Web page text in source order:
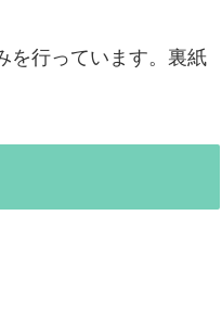
を行っています。裏紙